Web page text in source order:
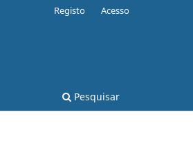
Pesquisar
Registo Acesso